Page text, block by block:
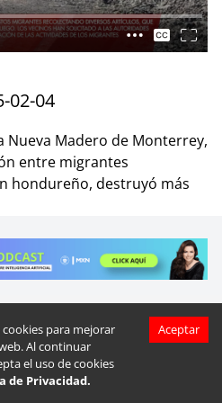
para mejorar
Al continuar
el uso de cookies
de Privacidad.
Aceptar
02-04
Nueva Madero de Monterrey,
entre migrantes
hondureño, destruyó más
León